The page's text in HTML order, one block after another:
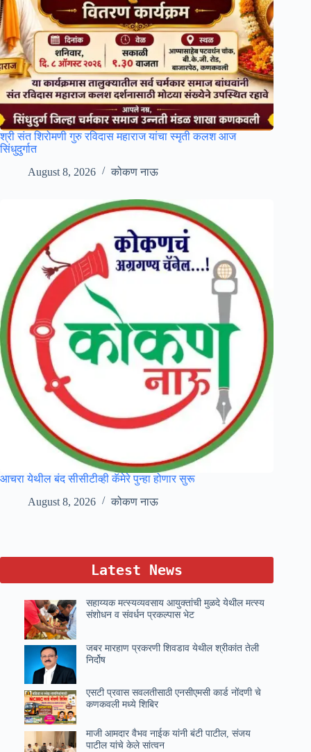
श्री संत शिरोमणी गुरु रविदास महाराज यांचा स्मृती कलश आज
सिंधुदुर्गात
August 8, 2026
कोकण नाऊ
आचरा येथील बंद सीसीटीव्ही कॅमेरे पुन्हा होणार सुरू
August 8, 2026
कोकण नाऊ
Latest News
सहाय्यक मत्स्यव्यवसाय आयुक्तांची मुळदे येथील मत्स्य
संशोधन व संवर्धन प्रकल्पास भेट
जबर मारहाण प्रकरणी शिवडाव येथील श्रीकांत तेली
निर्दोष
एसटी प्रवास सवलतीसाठी एनसीएमसी कार्ड नोंदणी चे
कणकवली मध्ये शिबिर
माजी आमदार वैभव नाईक यांनी बंटी पाटील, संजय
पाटील यांचे केले सांत्वन